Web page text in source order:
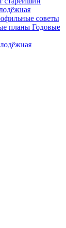
советы
планы Годовые